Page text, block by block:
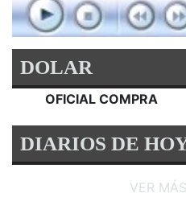
DOLAR
OFICIAL COMPRA
DIARIOS DE
VER